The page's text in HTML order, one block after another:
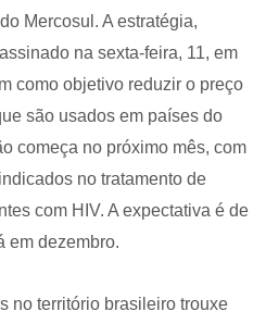
Mercosul. A estratégia,
na sexta-feira, 11, em
como objetivo reduzir o preço
são usados em países do
começa no próximo mês, com
no tratamento de
com HIV. A expectativa é de
em dezembro.
no território brasileiro trouxe